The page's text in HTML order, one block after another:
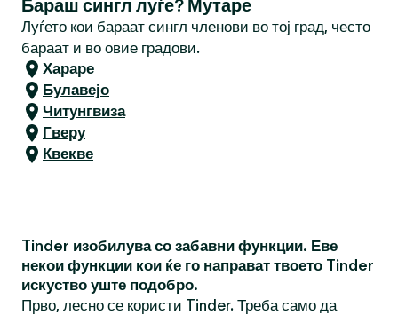
Бараш сингл луѓе? Мутаре
Луѓето кои бараат сингл членови во тој град, често
бараат и во овие градови.
Хараре
Булавејо
Читунгвиза
Гверу
Квекве
Tinder изобилува со забавни функции. Еве
некои функции кои ќе го направат твоето Tinder
искуство уште подобро.
Прво, лесно се користи Tinder. Треба само да